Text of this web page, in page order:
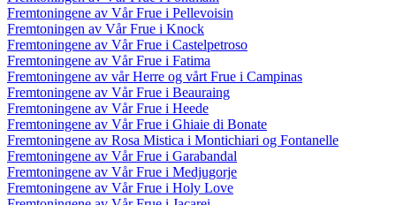
Fremtoningene av Vår Frue i Pellevoisin
Fremtoningen av Vår Frue i Knock
Fremtoningene av Vår Frue i Castelpetroso
Fremtoningene av Vår Frue i Fatima
Fremtoningene av vår Herre og vårt Frue i Campinas
Fremtoningene av Vår Frue i Beauraing
Fremtoningene av Vår Frue i Heede
Fremtoningene av Vår Frue i Ghiaie di Bonate
Fremtoningene av Rosa Mistica i Montichiari og Fontanelle
Fremtoningene av Vår Frue i Garabandal
Fremtoningene av Vår Frue i Medjugorje
Fremtoningene av Vår Frue i Holy Love